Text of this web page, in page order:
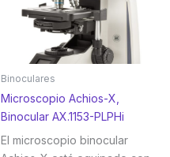
Binoculares
Microscopio Achios-X,
Binocular AX.1153-PLPHi
El microscopio binocular